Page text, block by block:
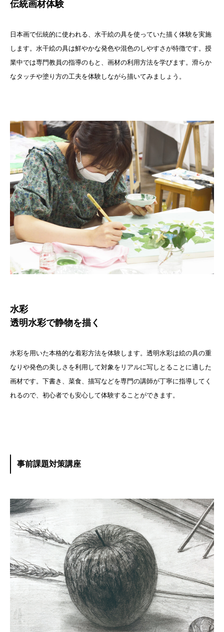
伝統画材体験
日本画で伝統的に使われる、水干絵の具を使っていた描く体験を実施
します。水干絵の具は鮮やかな発色や混色のしやすさが特徴です。授
業中では専門教員の指導のもと、画材の利用方法を学びます。滑らか
なタッチや塗り方の工夫を体験しながら描いてみましょう。
水彩
透明水彩で静物を描く
水彩を用いた本格的な着彩方法を体験します。透明水彩は絵の具の重
なりや発色の美しさを利用して対象をリアルに写しとることに適した
画材です。下書き、菜食、描写などを専門の講師が丁寧に指導してく
れるので、初心者でも安心して体験することができます。
事前課題対策講座